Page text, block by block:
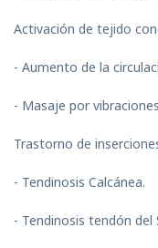
Activación de tejido
- Aumento de la
- Masaje por
Trastorno de
- Tendinosis Calcánea.
- Tendinosis tendón del